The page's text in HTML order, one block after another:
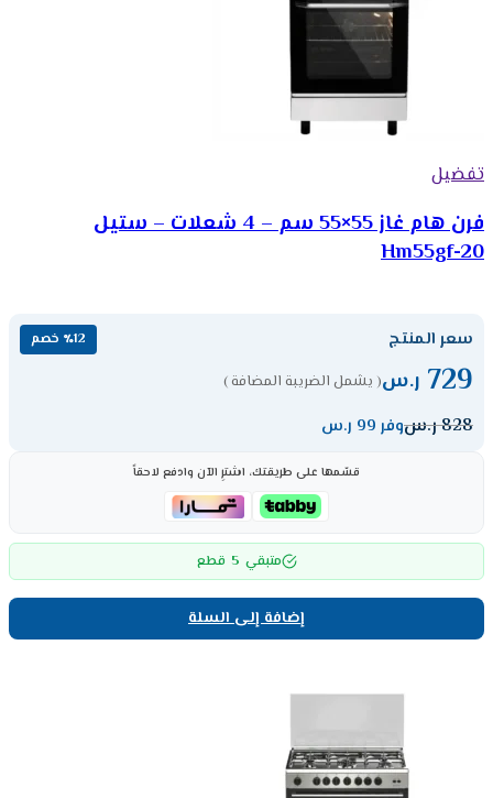
تفضيل
فرن هام غاز 55×55 سم – 4 شعلات – ستيل
Hm55gf-20
سعر المنتج ٪12 خصم
729 ر.س( يشمل الضريبة المضافة )
828ر.سوفر 99 ر.س
قسّمها على طريقتك، اشترِ الآن وادفع لاحقاً
متبقي 5 قطع
إضافة إلى السلة